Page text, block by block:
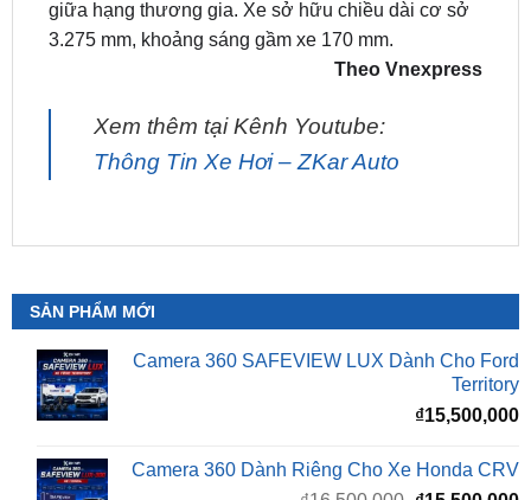
Theo Vnexpress
Xem thêm tại Kênh Youtube:
SẢN PHẨM MỚI
Camera 360 SAFEVIEW LUX Dành Cho Ford
₫15,500,000
Camera 360 Dành Riêng Cho Xe Honda CRV
gốc